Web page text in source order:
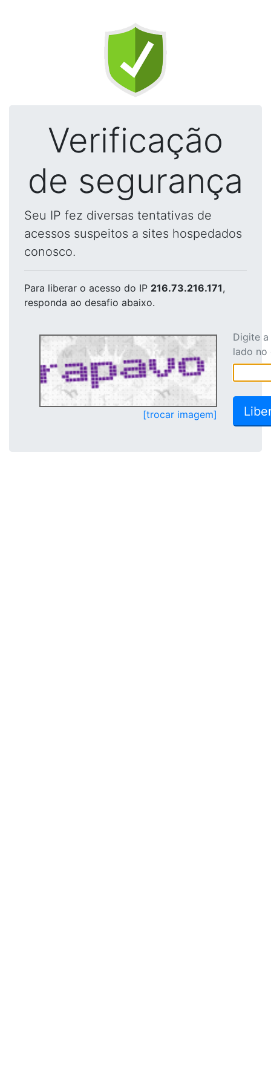
Verificação
de segurança
Seu IP fez diversas tentativas de
acessos suspeitos a sites hospedados
conosco.
Para liberar o acesso do IP 216.73.216.171,
responda ao desafio abaixo.
[trocar imagem]
Digite
lado no